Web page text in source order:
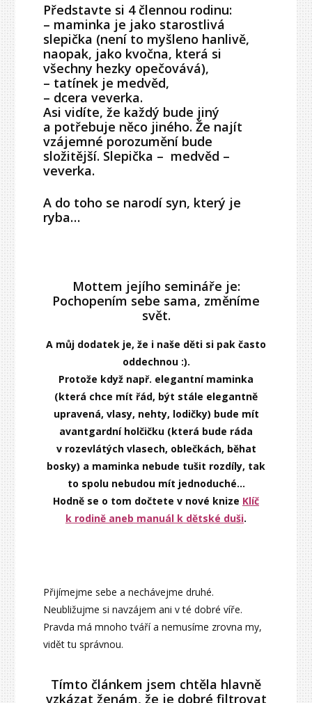
Představte si 4 člennou rodinu:
– maminka je jako starostlivá
slepička (není to myšleno hanlivě,
naopak, jako kvočna, která si
všechny hezky opečovává),
– tatínek je medvěd,
– dcera veverka.
Asi vidíte, že každý bude jiný
a potřebuje něco jiného. Že najít
vzájemné porozumění bude
složitější. Slepička – medvěd –
veverka.
A do toho se narodí syn, který je
ryba…
Mottem jejího semináře je:
Pochopením sebe sama, změníme
svět.
A můj dodatek je, že i naše děti si pak často
oddechnou :).
Protože když např. elegantní maminka
(která chce mít řád, být stále elegantně
upravená, vlasy, nehty, lodičky) bude mít
avantgardní holčičku (která bude ráda
v rozevlátých vlasech, oblečkách, běhat
bosky) a maminka nebude tušit rozdíly, tak
to spolu nebudou mít jednoduché…
Hodně se o tom dočtete v nové knize Klíč
k rodině aneb manuál k dětské duši.
Přijímejme sebe a nechávejme druhé.
Neubližujme si navzájem ani v té dobré víře.
Pravda má mnoho tváří a nemusíme zrovna my,
vidět tu správnou.
Tímto článkem jsem chtěla hlavně
vzkázat ženám, že je dobré filtrovat